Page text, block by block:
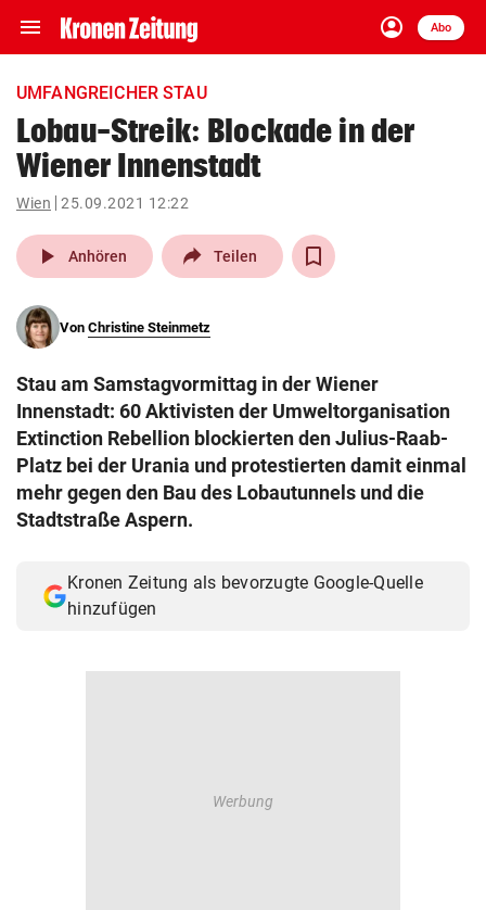
menu Navigation
ein-/ausklappen
account_circle
Anmelden
Abo
close Schließen
account_circle Anmelden
pin_drop
Wien arrow_right
search
eingeben
© Krone Multimedia GmbH & Co KG 2026
Muthgasse 2, 1190 Wien
UMFANGREICHER STAU
Lobau-Streik: Blockade in der
Wiener Innenstadt
Wien 25.09.2021 12:22
play_arrow Anhören Teilen
Von Christine Steinmetz
Stau am Samstagvormittag in der Wiener
Innenstadt: 60 Aktivisten der Umweltorganisation
Extinction Rebellion blockierten den Julius-Raab-
Platz bei der Urania und protestierten damit einmal
mehr gegen den Bau des Lobautunnels und die
Stadtstraße Aspern.
Kronen Zeitung als bevorzugte Google-Quelle
hinzufügen